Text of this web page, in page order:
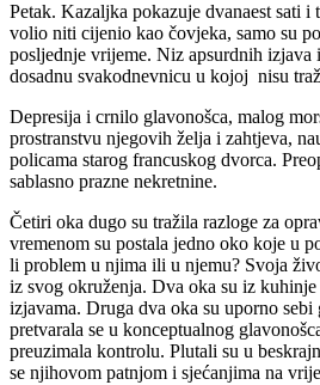
Petak. Kazaljka pokazuje dvanaest sati
volio niti cijenio kao čovjeka, samo su
posljednje vrijeme. Niz apsurdnih
dosadnu svakodnevnicu u kojoj nisu
Depresija i crnilo glavonošca, malog
prostranstvu njegovih želja i zahtjeva,
policama starog francuskog dvorca.
sablasno prazne nekretnine.
Četiri oka dugo su tražila razloge za
vremenom su postala jedno oko koje u
li problem u njima ili u njemu? Svoja
iz svog okruženja. Dva oka su iz
izjavama. Druga dva oka su uporno
pretvarala se u konceptualnog
preuzimala kontrolu. Plutali su u
se njihovom patnjom i sjećanjima na